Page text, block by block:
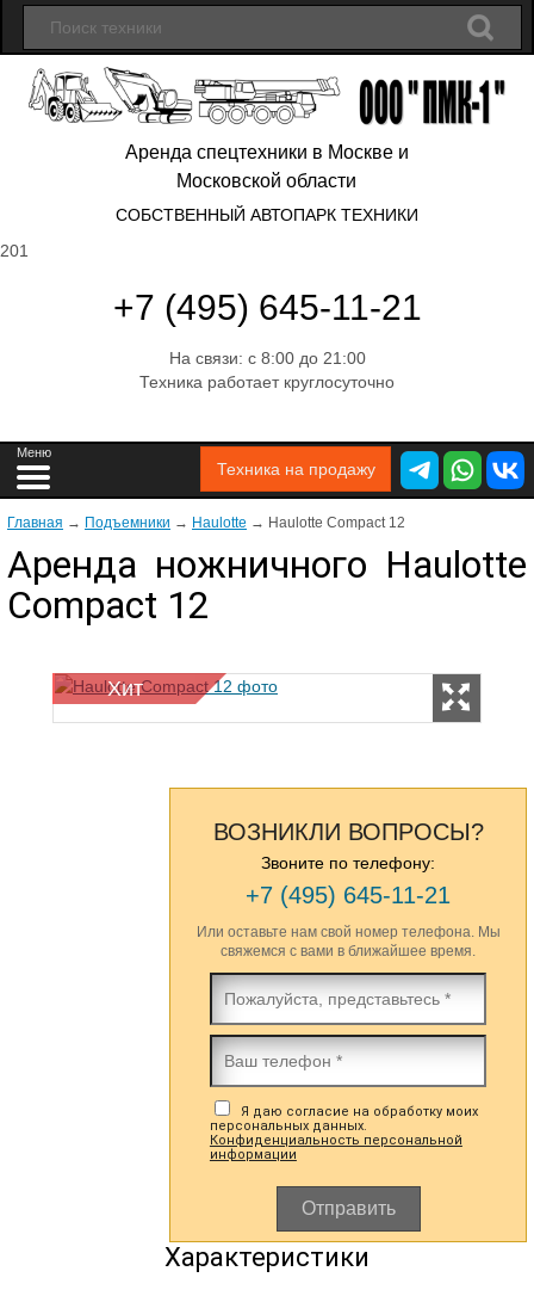
Аренда спецтехники в Москве и
Московской области
СОБСТВЕННЫЙ АВТОПАРК ТЕХНИКИ
201
+7 (495) 645-11-21
На связи: с 8:00 до 21:00
Техника работает круглосуточно
Техника на продажу
Главная → Подъемники → Haulotte → Haulotte Compact 12
Аренда ножничного Haulotte
Compact 12
Хит
ВОЗНИКЛИ ВОПРОСЫ?
Звоните по телефону:
+7 (495) 645-11-21
Или оставьте нам свой номер телефона. Мы
свяжемся с вами в ближайшее время.
Я даю согласие на обработку моих
персональных данных.
Конфиденциальность персональной
информации
Отправить
Характеристики